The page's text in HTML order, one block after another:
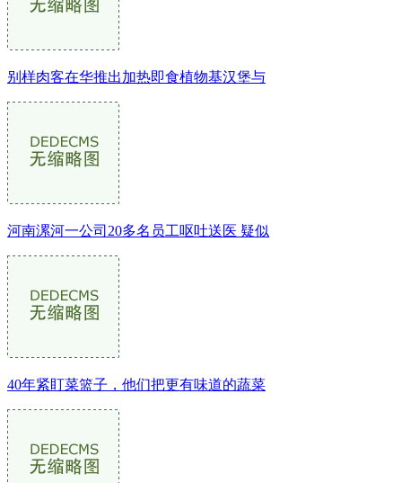
别样肉客在华推出加热即食植物基汉堡与
河南漯河一公司20多名员工呕吐送医 疑似
40年紧盯菜篮子，他们把更有味道的蔬菜